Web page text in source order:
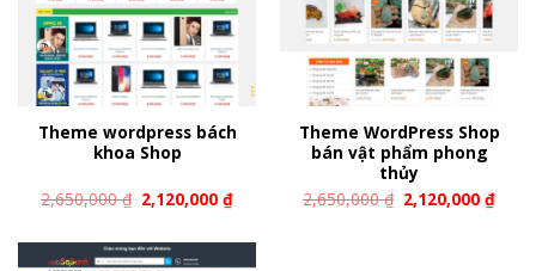
Theme wordpress bách
khoa Shop
2,650,000₫ 2,120,000₫
Theme WordPress Shop
bán vật phẩm phong
thủy
2,650,000₫ 2,120,000₫